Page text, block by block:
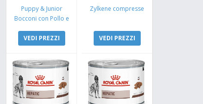
Puppy & Junior
Bocconi con Pollo e
VEDI PREZZI
Zylkene compresse
VEDI PREZZI